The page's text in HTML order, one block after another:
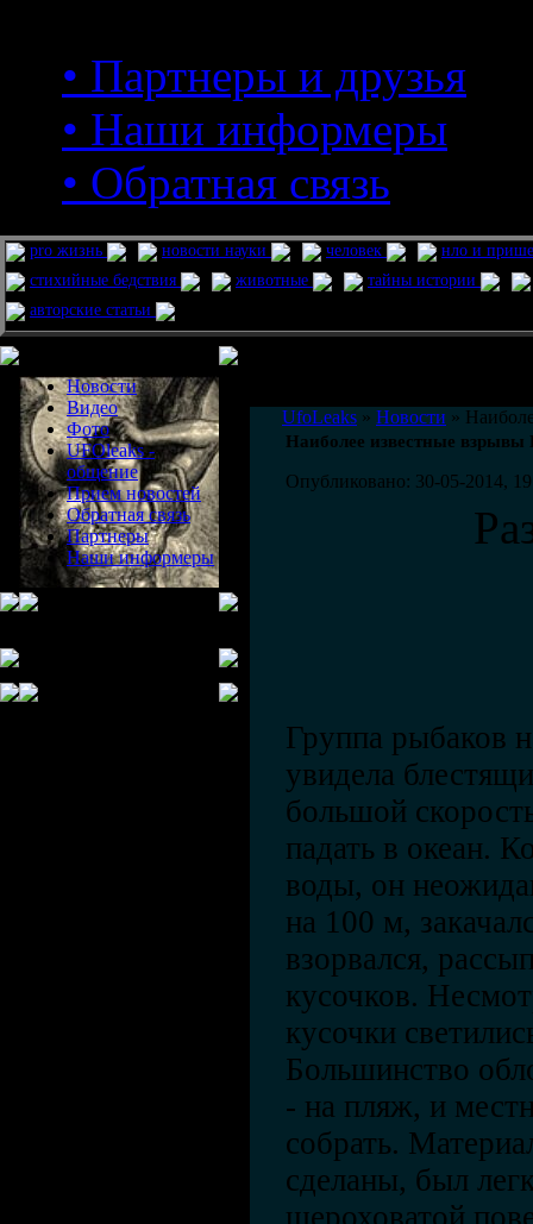
• Партнеры и друзья
• Наши информеры
• Обратная связь
pro жизнь новости науки человек
нло и
стихийные бедствия
животные
тайны истории
авторские статьи
Новости
Видео
Фото
UFOleaks -
общение
Прием новостей
Обратная связь
Партнеры
Наши информеры
UfoLeaks » Новости »
Наиболее известные
Опубликовано: 30-05-2014,
Группа рыбаков
увидела
большой
падать в океан.
воды, он
на 100 м,
взорвался,
кусочков.
кусочки
Большинство
- на пляж, и
собрать.
сделаны, был
шероховатой